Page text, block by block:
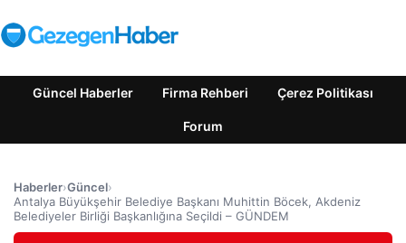
Güncel Haberler Firma Rehberi Çerez Politikası
Forum
Haberler›Güncel›
Antalya Büyükşehir Belediye Başkanı Muhittin Böcek, Akdeniz
Belediyeler Birliği Başkanlığına Seçildi – GÜNDEM